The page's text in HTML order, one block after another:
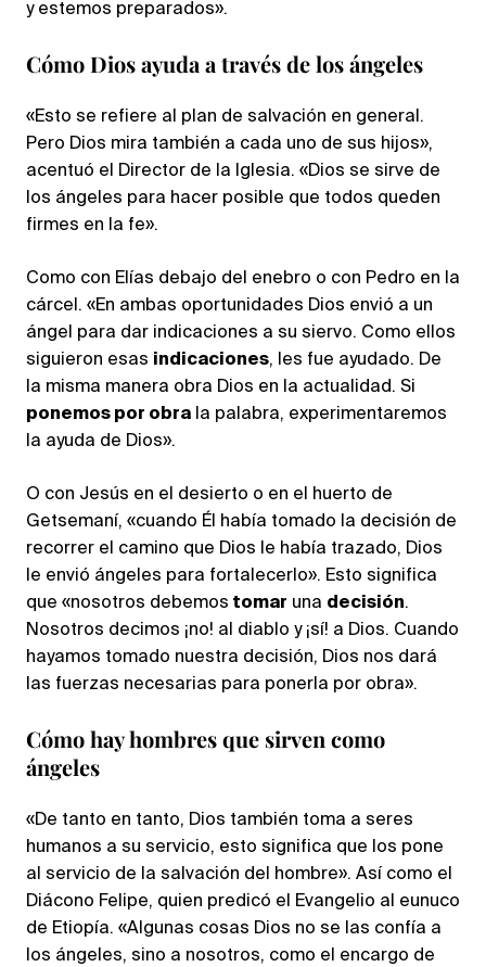
y estemos preparados».
Cómo Dios ayuda a través de los ángeles
«Esto se refiere al plan de salvación en general.
Pero Dios mira también a cada uno de sus hijos»,
acentuó el Director de la Iglesia. «Dios se sirve de
los ángeles para hacer posible que todos queden
firmes en la fe».
Como con Elías debajo del enebro o con Pedro en la
cárcel. «En ambas oportunidades Dios envió a un
ángel para dar indicaciones a su siervo. Como ellos
siguieron esas indicaciones, les fue ayudado. De
la misma manera obra Dios en la actualidad. Si
ponemos por obra la palabra, experimentaremos
la ayuda de Dios».
O con Jesús en el desierto o en el huerto de
Getsemaní, «cuando Él había tomado la decisión de
recorrer el camino que Dios le había trazado, Dios
le envió ángeles para fortalecerlo». Esto significa
que «nosotros debemos tomar una decisión.
Nosotros decimos ¡no! al diablo y ¡sí! a Dios. Cuando
hayamos tomado nuestra decisión, Dios nos dará
las fuerzas necesarias para ponerla por obra».
Cómo hay hombres que sirven como
ángeles
«De tanto en tanto, Dios también toma a seres
humanos a su servicio, esto significa que los pone
al servicio de la salvación del hombre». Así como el
Diácono Felipe, quien predicó el Evangelio al eunuco
de Etiopía. «Algunas cosas Dios no se las confía a
los ángeles, sino a nosotros, como el encargo de